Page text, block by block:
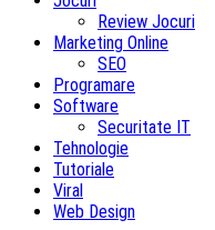
Review Jocuri
Marketing Online
SEO
Programare
Software
Securitate IT
Tehnologie
Tutoriale
Viral
Web Design